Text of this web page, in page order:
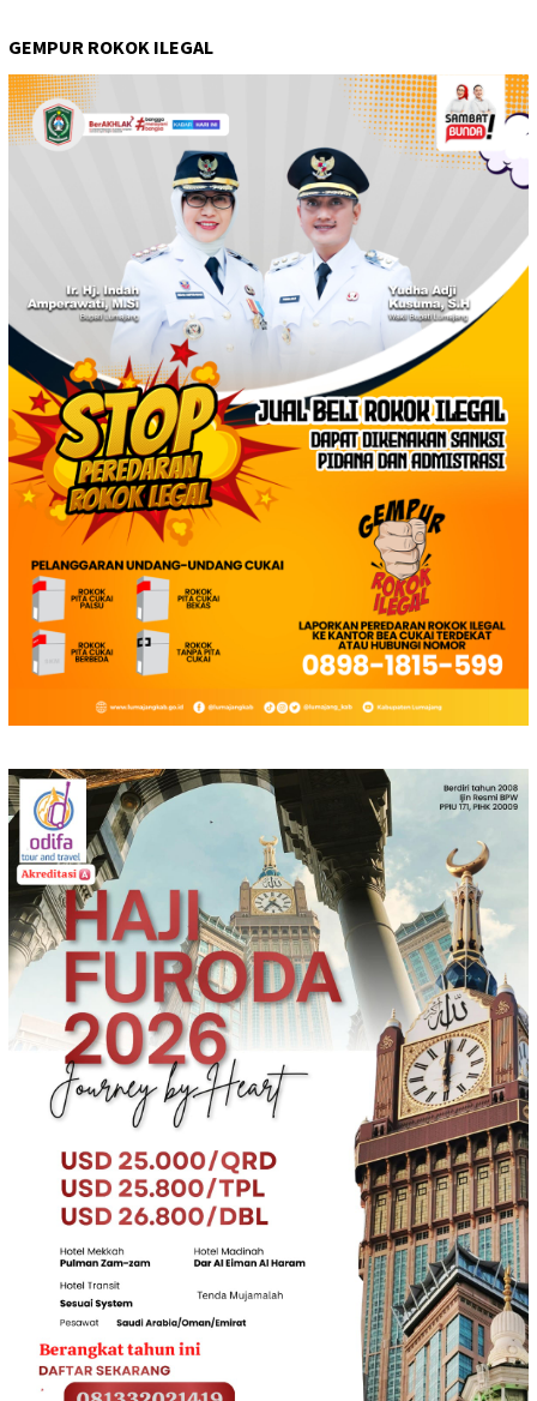
GEMPUR ROKOK ILEGAL